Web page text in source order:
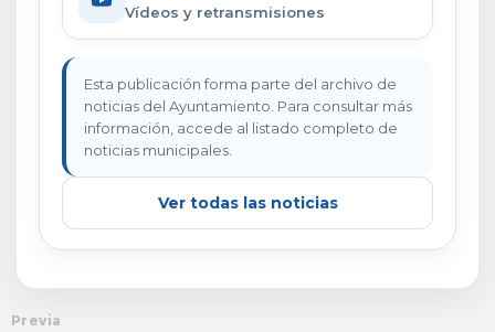
Vídeos y retransmisiones
Esta publicación forma parte del archivo de
noticias del Ayuntamiento. Para consultar más
información, accede al listado completo de
noticias municipales.
Ver todas las noticias
Previa